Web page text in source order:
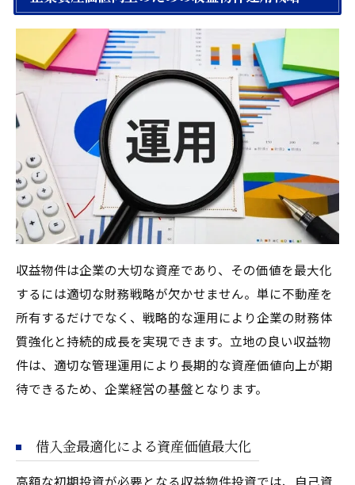
収益物件は企業の大切な資産であり、その価値を最大化
するには適切な財務戦略が欠かせません。単に不動産を
所有するだけでなく、戦略的な運用により企業の財務体
質強化と持続的成長を実現できます。立地の良い収益物
件は、適切な管理運用により長期的な資産価値向上が期
待できるため、企業経営の基盤となります。
借入金最適化による資産価値最大化
高額な初期投資が必要となる収益物件投資では、自己資